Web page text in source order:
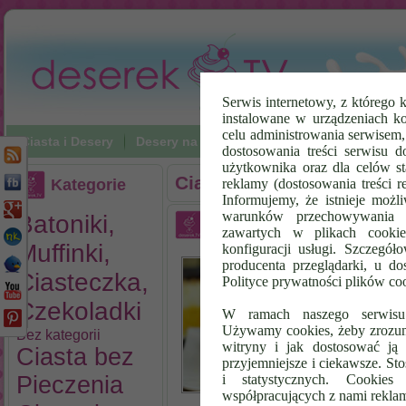
Serwis internetowy, z którego
instalowane w urządzeniach
celu administrowania
dostosowania treści serwisu
użytkownika oraz dla celów
reklamy (dostosowania treści
Informujemy, że istnieje
warunków
zawartych w plikach
konfiguracji usługi.
producenta przeglądarki, u
Polityce prywatności plików
W ramach naszego
Używamy cookies, żeby
witryny i jak dostosować ją
przyjemniejsze i ciekawsze.
i statystycznych.
współpracujących z nami
Ciasta i Desery Desery na zimno Napoje Poradniki
Kategorie
Batoniki,
Muffinki,
Ciasteczka,
Czekoladki
Bez kategorii
Ciasta bez
Pieczenia
Ciasto Cappuccino
Ciasto Kubuś